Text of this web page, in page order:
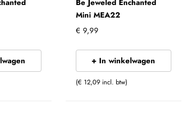
Be Jeweled Enchanted
Mini MEA22
€ 9,99
+ In winkelwagen
(€ 12,09 incl. btw)